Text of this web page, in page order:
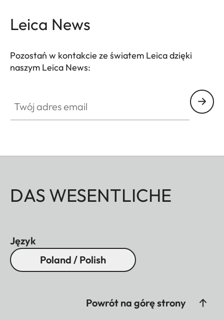
Leica News
Pozostań w kontakcie ze światem Leica dzięki
naszym Leica News:
DAS WESENTLICHE
Język
Poland / Polish
Powrót na górę strony